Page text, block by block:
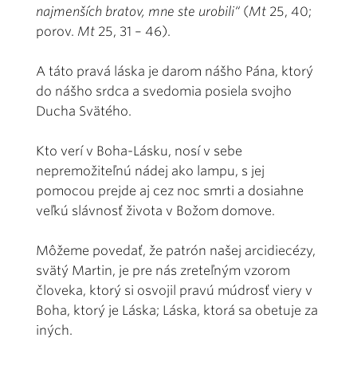
najmenších bratov, mne ste urobili“ (Mt 25, 40;
porov. Mt 25, 31 – 46).
A táto pravá láska je darom nášho Pána, ktorý
do nášho srdca a svedomia posiela svojho
Ducha Svätého.
Kto verí v Boha-Lásku, nosí v sebe
nepremožiteľnú nádej ako lampu, s jej
pomocou prejde aj cez noc smrti a dosiahne
veľkú slávnosť života v Božom domove.
Môžeme povedať, že patrón našej arcidiecézy,
svätý Martin, je pre nás zreteľným vzorom
človeka, ktorý si osvojil pravú múdrosť viery v
Boha, ktorý je Láska; Láska, ktorá sa obetuje za
iných.